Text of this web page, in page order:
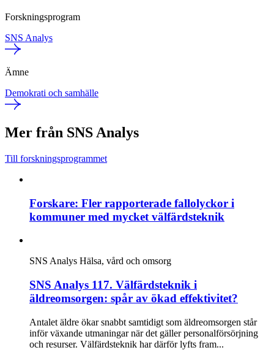
Forskningsprogram
SNS Analys
Ämne
Demokrati och samhälle
Mer från SNS Analys
Till forskningsprogrammet
Forskare: Fler rapporterade fallolyckor i
kommuner med mycket välfärdsteknik
SNS Analys Hälsa, vård och omsorg
SNS Analys 117. Välfärdsteknik i
äldreomsorgen: spår av ökad effektivitet?
Antalet äldre ökar snabbt samtidigt som äldreomsorgen står
inför växande utmaningar när det gäller personalförsörjning
och resurser. Välfärdsteknik har därför lyfts fram...